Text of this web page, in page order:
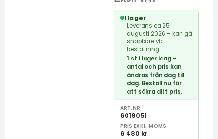
I lager
Leverans ca 25
augusti 2026 – kan gå
snabbare vid
beställning
1 st i lager idag –
antal och pris kan
ändras från dag till
dag. Beställ nu för
att säkra ditt pris.
ART.NR
6019051
PRIS EXKL. MOMS
6 480 kr